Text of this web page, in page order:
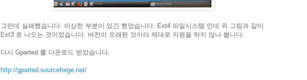
그런데 실패했습니다. 이상한 부분이 있긴 했었습니다. Ext4 파일시스템 인데 위 그림과 같이
Ext3 로 나오는 것이었습니다. 버전이 오래된 것이라 제대로 지원을 하지 않나 봅니다.
다시 Gparted 를 다운로드 받았습니다.
http://gparted.sourceforge.net/